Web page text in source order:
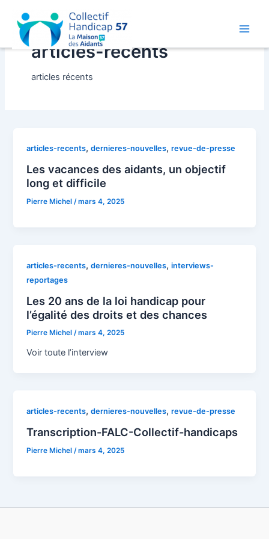
contenu
articles-recents
articles récents
articles-recents,dernieres-nouvelles,revue-de-presse
Les vacances des aidants, un objectif
long et difficile
Pierre Michel/mars 4, 2025
articles-recents,dernieres-nouvelles,interviews-
reportages
Les 20 ans de la loi handicap pour
l’égalité des droits et des chances
Pierre Michel/mars 4, 2025
Voir toute l’interview
articles-recents,dernieres-nouvelles,revue-de-presse
Transcription-FALC-Collectif-handicaps
Pierre Michel/mars 4, 2025